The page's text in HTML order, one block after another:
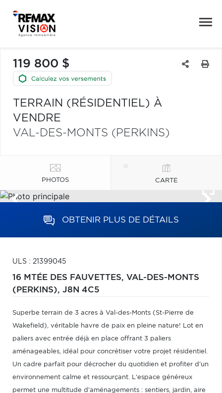
119 800 $
TERRAIN (RÉSIDENTIEL) À
VENDRE
VAL-DES-MONTS (PERKINS)
PHOTOS CARTE
OBTENIR PLUS DE DÉTAILS
ULS : 21399045
16 MTÉE DES FAUVETTES, VAL-DES-MONTS
(PERKINS), J8N 4C5
Superbe terrain de 3 acres à Val-des-Monts (St-Pierre de
Wakefield), véritable havre de paix en pleine nature! Lot en
paliers avec entrée déjà en place offrant 3 paliers
aménageables, idéal pour concrétiser votre projet résidentiel.
Un cadre parfait pour décrocher du quotidien et profiter d'un
environnement calme et ressourçant. L'espace généreux
permet une multitude d'aménagements : sentiers, jardin, aire